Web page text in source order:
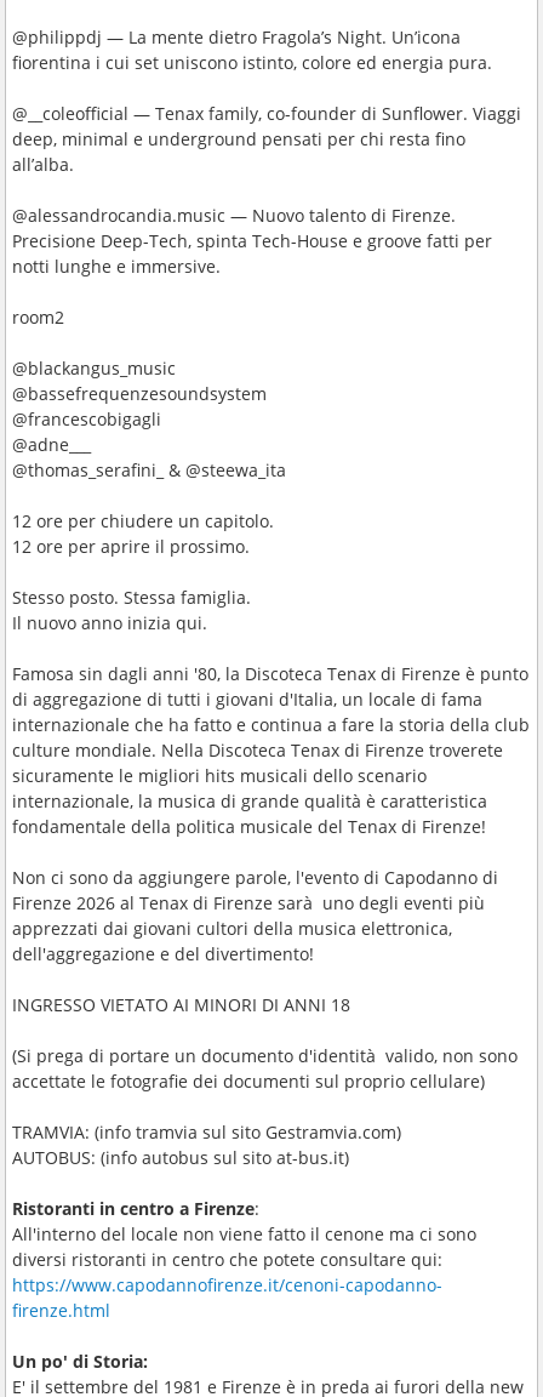
@philippdj — La mente dietro Fragola’s Night. Un’icona
fiorentina i cui set uniscono istinto, colore ed energia pura.
@__coleofficial — Tenax family, co-founder di Sunflower. Viaggi
deep, minimal e underground pensati per chi resta fino
all’alba.
@alessandrocandia.music — Nuovo talento di Firenze.
Precisione Deep-Tech, spinta Tech-House e groove fatti per
notti lunghe e immersive.
room2
@blackangus_music
@bassefrequenzesoundsystem
@francescobigagli
@adne___
@thomas_serafini_ & @steewa_ita
12 ore per chiudere un capitolo.
12 ore per aprire il prossimo.
Stesso posto. Stessa famiglia.
Il nuovo anno inizia qui.
Famosa sin dagli anni '80, la Discoteca Tenax di Firenze è punto
di aggregazione di tutti i giovani d'Italia, un locale di fama
internazionale che ha fatto e continua a fare la storia della club
culture mondiale. Nella Discoteca Tenax di Firenze troverete
sicuramente le migliori hits musicali dello scenario
internazionale, la musica di grande qualità è caratteristica
fondamentale della politica musicale del Tenax di Firenze!
Non ci sono da aggiungere parole, l'evento di Capodanno di
Firenze 2026 al Tenax di Firenze sarà uno degli eventi più
apprezzati dai giovani cultori della musica elettronica,
dell'aggregazione e del divertimento!
INGRESSO VIETATO AI MINORI DI ANNI 18
(Si prega di portare un documento d'identità valido, non sono
accettate le fotografie dei documenti sul proprio cellulare)
TRAMVIA: (info tramvia sul sito Gestramvia.com)
AUTOBUS: (info autobus sul sito at-bus.it)
Ristoranti in centro a Firenze:
All'interno del locale non viene fatto il cenone ma ci sono
diversi ristoranti in centro che potete consultare qui:
https://www.capodannofirenze.it/cenoni-capodanno-
firenze.html
Un po' di Storia:
E' il settembre del 1981 e Firenze è in preda ai furori della new